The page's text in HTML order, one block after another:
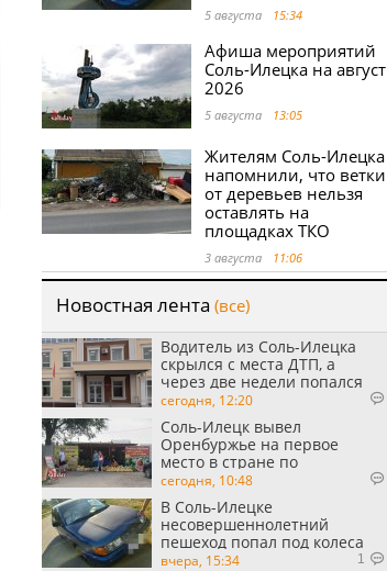
5 августа 15:34
Афиша мероприятий
Соль-Илецка на август
2026
5 августа 13:05
Жителям Соль-Илецка
напомнили, что ветки
от деревьев нельзя
оставлять на
площадках ТКО
3 августа 11:06
Новостная лента (все)
Водитель из Соль-Илецка
скрылся с места ДТП, а
через две недели попался
пьяным
сегодня, 12:20
Соль-Илецк вывел
Оренбуржье на первое
место в стране по
выращиванию арбузов
сегодня, 10:48
В Соль-Илецке
несовершеннолетний
пешеход попал под колеса
автомобиля
вчера, 15:34 1